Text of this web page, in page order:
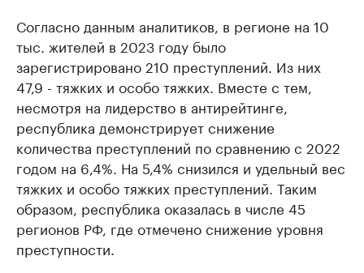
Согласно данным аналитиков, в регионе на 10
тыс. жителей в 2023 году было
зарегистрировано 210 преступлений. Из них
47,9 - тяжких и особо тяжких. Вместе с тем,
несмотря на лидерство в антирейтинге,
республика демонстрирует снижение
количества преступлений по сравнению с 2022
годом на 6,4%. На 5,4% снизился и удельный вес
тяжких и особо тяжких преступлений. Таким
образом, республика оказалась в числе 45
регионов РФ, где отмечено снижение уровня
преступности.